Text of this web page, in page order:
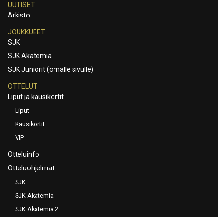
UUTISET
Arkisto
JOUKKUEET
SJK
SJK Akatemia
SJK Juniorit (omalle sivulle)
OTTELUT
Liput ja kausikortit
Liput
Kausikortit
VIP
Otteluinfo
Otteluohjelmat
SJK
SJK Akatemia
SJK Akatemia 2